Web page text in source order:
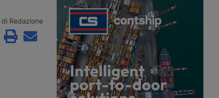
delle sanzioni in 21
ruolo per gli
Stradale.
Paese certificato Gold secondo lo
standard Sstpa. La struttura da 74
posti rientra in un progetto
dell’Unione Europea per
l’ammodernamento di cinque aree di
sosta tra Austria, Italia e Germania.
di Redazione